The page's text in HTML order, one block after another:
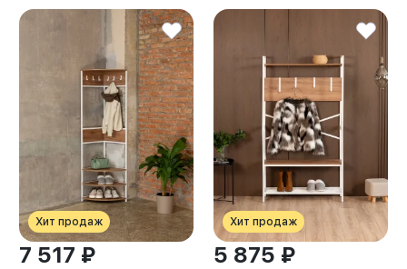
Хит продаж
7 517 ₽
Хит продаж
5 875 ₽